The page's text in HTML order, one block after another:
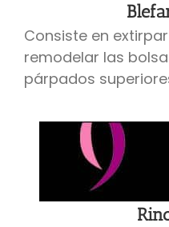
Consiste en
remodelar las
párpados